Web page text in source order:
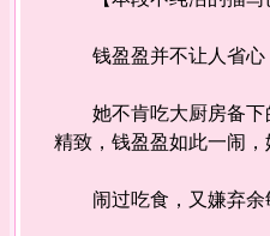
钱盈盈并不让人省心
她不肯吃大厨房备下的
精致，钱盈盈如此一闹
闹过吃食，又嫌弃余